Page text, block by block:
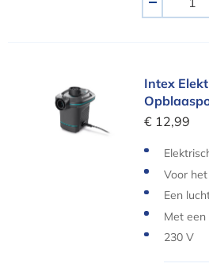
Intex ElektrischeIntex
€ 12,99
Voor
g laten
Een
per
Met
stukken
230 V